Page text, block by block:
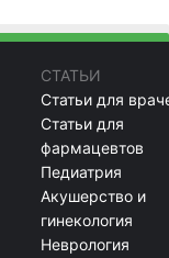
СТАТЬИ
Статьи для
Статьи для
фармацевтов
Педиатрия
Акушерство и
гинекология
Неврология